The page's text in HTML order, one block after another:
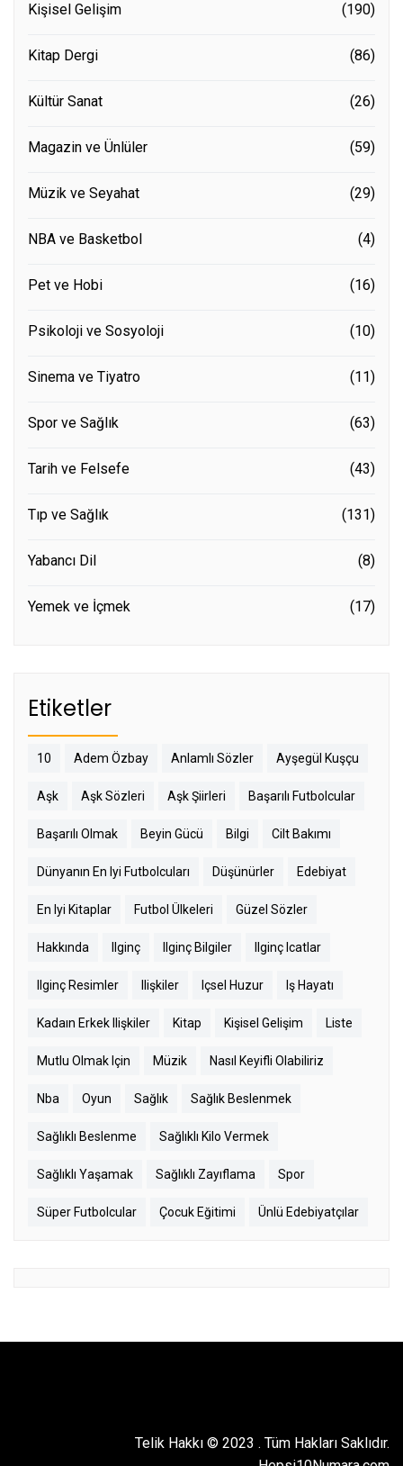
Kişisel Gelişim (190)
Kitap Dergi (86)
Kültür Sanat (26)
Magazin ve Ünlüler (59)
Müzik ve Seyahat (29)
NBA ve Basketbol (4)
Pet ve Hobi (16)
Psikoloji ve Sosyoloji (10)
Sinema ve Tiyatro (11)
Spor ve Sağlık (63)
Tarih ve Felsefe (43)
Tıp ve Sağlık (131)
Yabancı Dil (8)
Yemek ve İçmek (17)
Etiketler
10 Adem Özbay Anlamlı Sözler Ayşegül Kuşçu
Aşk Aşk Sözleri Aşk Şiirleri Başarılı Futbolcular
Başarılı Olmak Beyin Gücü Bilgi Cilt Bakımı
Dünyanın En Iyi Futbolcuları Düşünürler Edebiyat
En Iyi Kitaplar Futbol Ülkeleri Güzel Sözler
Hakkında Ilginç Ilginç Bilgiler Ilginç Icatlar
Ilginç Resimler Ilişkiler Içsel Huzur Iş Hayatı
Kadaın Erkek Ilişkiler Kitap Kişisel Gelişim Liste
Mutlu Olmak Için Müzik Nasıl Keyifli Olabiliriz
Nba Oyun Sağlık Sağlık Beslenmek
Sağlıklı Beslenme Sağlıklı Kilo Vermek
Sağlıklı Yaşamak Sağlıklı Zayıflama Spor
Süper Futbolcular Çocuk Eğitimi Ünlü Edebiyatçılar
Telik Hakkı © 2023 . Tüm Hakları Saklıdır.